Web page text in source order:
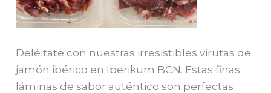
Deléitate con nuestras irresistibles virutas de
jamón ibérico en Iberikum BCN. Estas finas
láminas de sabor auténtico son perfectas